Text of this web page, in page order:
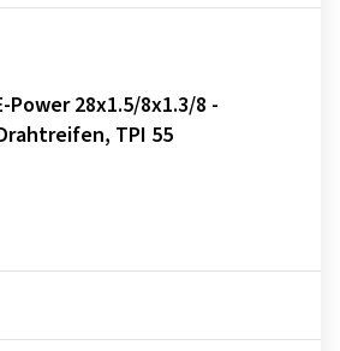
Power 28x1.5/8x1.3/8 -
TPI 55